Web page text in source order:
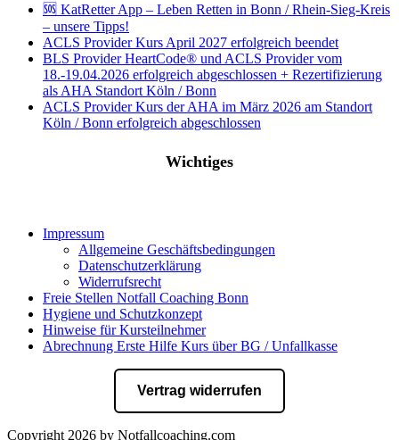
🆘 KatRetter App – Leben Retten in Bonn / Rhein-Sieg-Kreis
– unsere Tipps!
ACLS Provider Kurs April 2027 erfolgreich beendet
BLS Provider HeartCode® und ACLS Provider vom
18.-19.04.2026 erfolgreich abgeschlossen + Rezertifizierung
als AHA Standort Köln / Bonn
ACLS Provider Kurs der AHA im März 2026 am Standort
Köln / Bonn erfolgreich abgeschlossen
Wichtiges
Impressum
Allgemeine Geschäftsbedingungen
Datenschutzerklärung
Widerrufsrecht
Freie Stellen Notfall Coaching Bonn
Hygiene und Schutzkonzept
Hinweise für Kursteilnehmer
Abrechnung Erste Hilfe Kurs über BG / Unfallkasse
Vertrag widerrufen
Copyright 2026 by Notfallcoaching.com